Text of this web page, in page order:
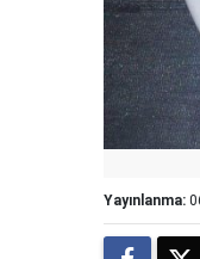
Yayınlanma: